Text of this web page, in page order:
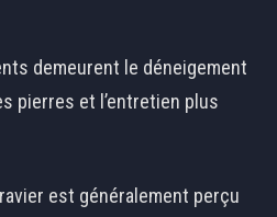
demeurent le déneigement
pierres et l’entretien plus
est généralement perçu